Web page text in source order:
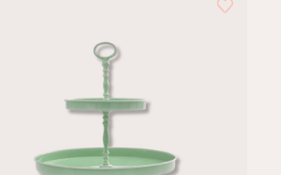
Meld u aan bij uw account om
voegen en uw eerder opgeslagen